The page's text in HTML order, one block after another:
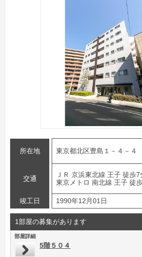
所在地 東京都北区豊島１－４－４
交通
ＪＲ 京浜東北線 王子 徒歩7
東京メトロ 南北線 王子 徒
竣工日 1990年12月01日
1部屋の募集があります
部屋詳細
5階５０４